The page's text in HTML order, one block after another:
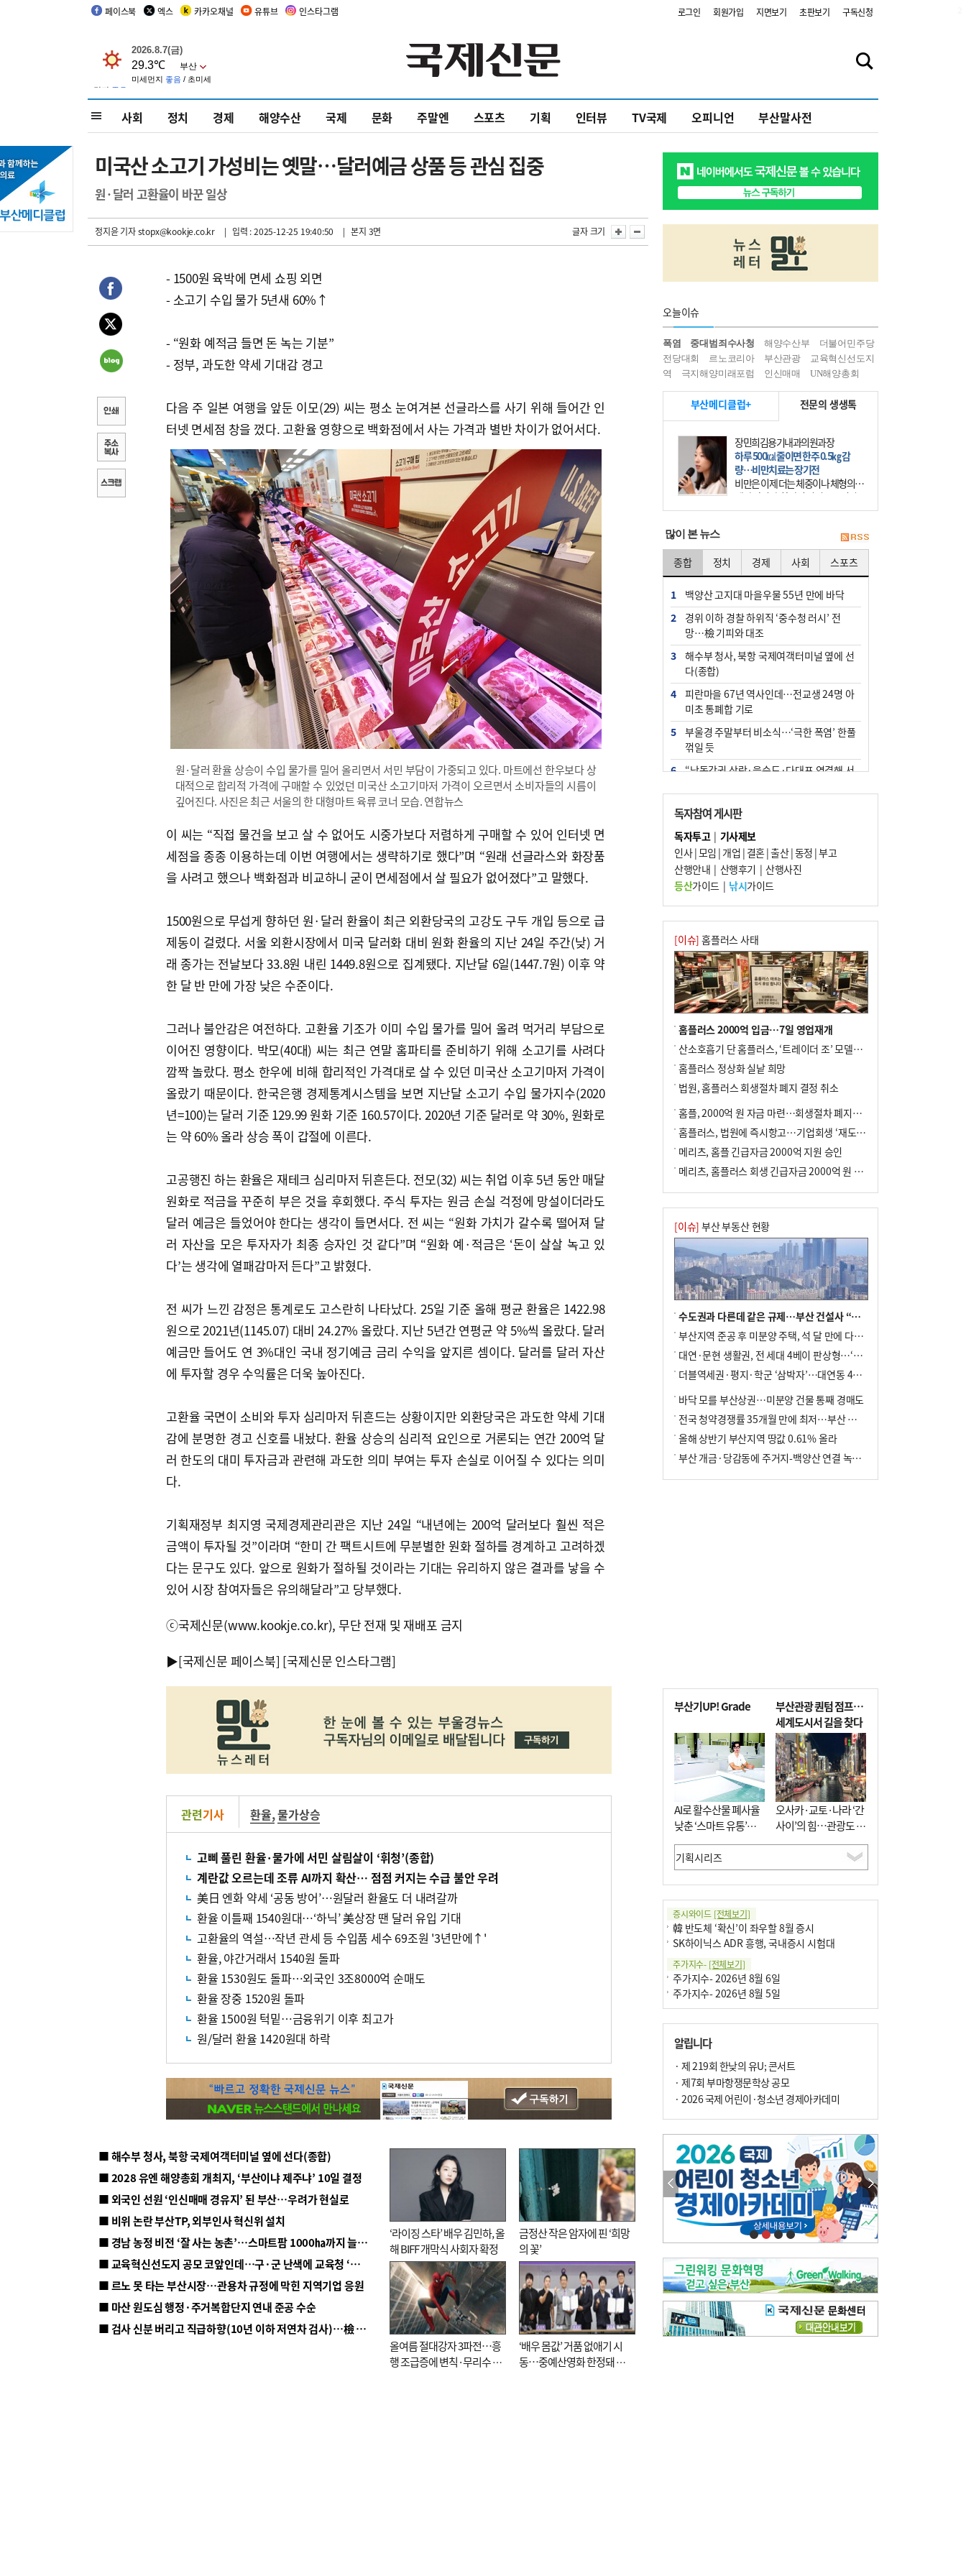
페이스북 엑스 카카오채널 유튜브 인스타그램 로그인 회원가입 지면보기 초판보기 구독신청
사회 정치 경제 해양수산 국제 문화 주말엔 스포츠 기획 인터뷰 TV국제 오피니언 부산말사전
미국산 소고기 가성비는 옛말…달러예금 상품 등 관심 집중
원·달러 고환율이 바꾼 일상
정지윤 기자stopx@kookje.co.kr | 입력 : 2025-12-25 19:40:50 | 본지 3면 글자 크기
- 1500원 육박에 면세 쇼핑 외면
- 소고기 수입 물가 5년새 60%↑
- “원화 예적금 들면 돈 녹는 기분”
- 정부, 과도한 약세 기대감 경고
다음 주 일본 여행을 앞둔 이모(29) 씨는 평소 눈여겨본 선글라스를 사기 위해 들어간 인
터넷 면세점 창을 껐다. 고환율 영향으로 백화점에서 사는 가격과 별반 차이가 없어서다.
원·달러 환율 상승이 수입 물가를 밀어 올리면서 서민 부담이 가중되고 있다. 마트에선 한우보다 상
대적으로 합리적 가격에 구매할 수 있었던 미국산 소고기마저 가격이 오르면서 소비자들의 시름이
깊어진다. 사진은 최근 서울의 한 대형마트 육류 코너 모습. 연합뉴스
이 씨는 “직접 물건을 보고 살 수 없어도 시중가보다 저렴하게 구매할 수 있어 인터넷 면
세점을 종종 이용하는데 이번 여행에서는 생략하기로 했다”며 “원래 선글라스와 화장품
을 사려고 했으나 백화점과 비교하니 굳이 면세점에서 살 필요가 없어졌다”고 말했다.
1500원으로 무섭게 향하던 원·달러 환율이 최근 외환당국의 고강도 구두 개입 등으로 급
제동이 걸렸다. 서울 외환시장에서 미국 달러화 대비 원화 환율의 지난 24일 주간(낮) 거
래 종가는 전날보다 33.8원 내린 1449.8원으로 집계됐다. 지난달 6일(1447.7원) 이후 약
한 달 반 만에 가장 낮은 수준이다.
그러나 불안감은 여전하다. 고환율 기조가 이미 수입 물가를 밀어 올려 먹거리 부담으로
이어진 영향이다. 박모(40대) 씨는 최근 연말 홈파티를 준비하기 위해 소고기를 사려다
깜짝 놀랐다. 평소 한우에 비해 합리적인 가격대로 살 수 있던 미국산 소고기마저 가격이
올랐기 때문이다. 한국은행 경제통계시스템을 보면 지난달 소고기 수입 물가지수(2020
년=100)는 달러 기준 129.99 원화 기준 160.57이다. 2020년 기준 달러로 약 30%, 원화로
는 약 60% 올라 상승 폭이 갑절에 이른다.
고공행진 하는 환율은 재테크 심리마저 뒤흔든다. 전모(32) 씨는 취업 이후 5년 동안 매달
원화로 적금을 꾸준히 부은 것을 후회했다. 주식 투자는 원금 손실 걱정에 망설이더라도
달러 예금은 들었어야 한다는 생각이 들면서다. 전 씨는 “원화 가치가 갈수록 떨어져 달
러 자산을 모은 투자자가 최종 승자인 것 같다”며 “원화 예·적금은 ‘돈이 살살 녹고 있
다’는 생각에 열패감마저 든다”고 밝혔다.
전 씨가 느낀 감정은 통계로도 고스란히 나타났다. 25일 기준 올해 평균 환율은 1422.98
원으로 2021년(1145.07) 대비 24.27% 올랐다. 지난 5년간 연평균 약 5%씩 올랐다. 달러
예금만 들어도 연 3%대인 국내 정기예금 금리 수익을 앞지른 셈이다. 달러를 달러 자산
에 투자할 경우 수익률은 더욱 높아진다.
고환율 국면이 소비와 투자 심리마저 뒤흔드는 상황이지만 외환당국은 과도한 약세 기대
감에 분명한 경고 신호를 내놨다. 환율 상승의 심리적 요인으로 거론되는 연간 200억 달
러 한도의 대미 투자금과 관련해 과도한 의미 부여는 투자 손실로 이어질 수 있다는 의미
다.
기획재정부 최지영 국제경제관리관은 지난 24일 “내년에는 200억 달러보다 훨씬 적은
금액이 투자될 것”이라며 “한미 간 팩트시트에 무분별한 원화 절하를 경계하고 고려하겠
다는 문구도 있다. 앞으로 원화가 절하될 것이라는 기대는 유리하지 않은 결과를 낳을 수
있어 시장 참여자들은 유의해달라”고 당부했다.
ⓒ국제신문(www.kookje.co.kr), 무단 전재 및 재배포 금지
▶[국제신문 페이스북] [국제신문 인스타그램]
관련기사 환율,물가상승
고삐 풀린 환율·물가에 서민 살림살이 ‘휘청’(종합)
계란값 오르는데 조류 AI까지 확산… 점점 커지는 수급 불안 우려
美日 엔화 약세 ‘공동 방어’…원달러 환율도 더 내려갈까
환율 이틀째 1540원대…‘하닉’ 美상장 땐 달러 유입 기대
고환율의 역설…작년 관세 등 수입품 세수 69조원 '3년만에↑'
환율, 야간거래서 1540원 돌파
환율 1530원도 돌파…외국인 3조8000억 순매도
환율 장중 1520원 돌파
환율 1500원 턱밑…금융위기 이후 최고가
원/달러 환율 1420원대 하락
■ 해수부 청사, 북항 국제여객터미널 옆에 선다(종합)
■ 2028 유엔 해양총회 개최지, ‘부산이냐 제주냐’ 10일 결정
■ 외국인 선원 ‘인신매매 경유지’ 된 부산…우려가 현실로
■ 비위 논란 부산TP, 외부인사 혁신위 설치
■ 경남 농정 비전 ‘잘 사는 농촌’…스마트팜 1000㏊까지 늘린다
■ 교육혁신선도지 공모 코앞인데…구·군 난색에 교육청 ‘쩔쩔’
■ 르노 못 타는 부산시장…관용차 규정에 막힌 지역기업 응원
■ 마산 원도심 행정·주거복합단지 연내 준공 수순
■ 검사 신분 버리고 직급하향(10년 이하 저연차 검사)…檢 중수청행 기피
‘라이징 스타’ 배우 김민하, 올
해 BIFF 개막식 사회자 확정
금정산 작은 암자에 핀 ‘희망
의 꽃’
올여름 절대강자 3파전…흥
행 조급증에 변칙·무리수 마
‘배우 몸값’ 거품 없애기 시
동…중예산영화 한정돼 실
오늘이슈
폭염 중대범죄수사청 해양수산부
더불어민주당
전당대회
르노코리아 부산관광
교육혁신선도지
역
극지해양미래포럼 인신매매 UN해양총회
부산메디클럽+ 전문의 생생톡
장민희김용기내과의원과장
하루 500㎉ 줄이면 한주 0.5㎏ 감
량…비만치료는 장기전
비만은 이제 더는 체중이나 체형의 문
제가 아니다. 하나의 질병으로 인지
하고 치료와 관리를 해야 한다. 세계
많이 본 뉴스
종합 정치 경제 사회 스포츠
1
백양산 고지대 마을우물 55년 만에 바닥
2
경위 이하 경찰 하위직 ‘중수청 러시’ 전
망…檢 기피와 대조
3
해수부 청사, 북항 국제여객터미널 옆에 선
다(종합)
4
피란마을 67년 역사인데…전교생 24명 아
미초 통폐합 기로
5
부울경 주말부터 비소식…‘극한 폭염’ 한풀
꺾일 듯
6
“낙동강권 삼락·을숙도·다대포 연결해 서
7
오늘의 날씨- 2026년 8월 7일
8
외국인 선원 ‘인신매매 경유지’ 된 부산…
우려가 현실로
9
[사설] 해수부 신청사 북항으로 확정, 해양
수도 도약의 전환점
10 르노 못 타는 부산시장…관용차 규정에 막
힌 지역기업 응원
독자참여 게시판
독자투고| 기사제보
인사|모임 | 개업 | 결혼|출산|동정 |부고
산행안내 | 산행후기 | 산행사진
등산가이드| 낚시가이드
[이슈] 홈플러스 사태
홈플러스 2000억 입금…7일 영업재개
산소호흡기 단 홈플러스, ‘트레이더 조’ 모델로 살아날까
홈플러스 정상화 실낱 희망
법원, 홈플러스 회생절차 폐지 결정 취소
홈플, 2000억 원 자금 마련…회생절차 폐지에 즉시항고(종합)
홈플러스, 법원에 즉시항고…기업회생 ‘재도전’
메리츠, 홈플 긴급자금 2000억 지원 승인
메리츠, 홈플러스 회생 긴급자금 2000억 원 지원 승인
[이슈] 부산 부동산 현황
수도권과 다른데 같은 규제…부산 건설사 “쓰러지기 직전”
부산지역 준공 후 미분양 주택, 석 달 만에 다시 3000가구 넘어서
대연·문현 생활권, 전 세대 4베이 판상형…‘더샵 트리센트’ 내달 분양
더블역세권·평지·학군 ‘삼박자’…대연동 42층 브랜드 단지
바닥 모를 부산상권…미분양 건물 통째 경매도
전국 청약경쟁률 35개월 만에 최저…부산 미분양 ‘적체’ 심화
올해 상반기 부산지역 땅값 0.61% 올라
부산 개금·당감동에 주거지-백양산 연결 녹지 조성
부산기UP! Grade
AI로 활수산물 폐사율
낮춘 ‘스마트 유통’…
사막·산악지대 수출
도전
부산관광 퀀텀 점프…
세계도시서 길을 찾다
오사카·교토·나라 ‘간
사이’의 힘…관광도 뭉
쳐야 흥한다
증시와이드 [전체보기]
韓 반도체 ‘확신’이 좌우할 8월 증시
SK하이닉스 ADR 흥행, 국내증시 시험대
주가지수- [전체보기]
주가지수- 2026년 8월 6일
주가지수- 2026년 8월 5일
알립니다
· 제 219회 한낮의 유U; 콘서트
· 제7회 부마항쟁문학상 공모
· 2026 국제 어린이·청소년 경제아카데미